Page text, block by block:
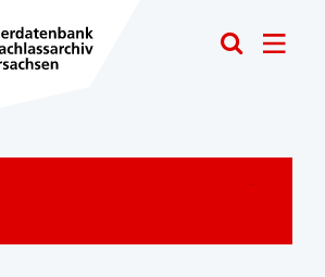
-